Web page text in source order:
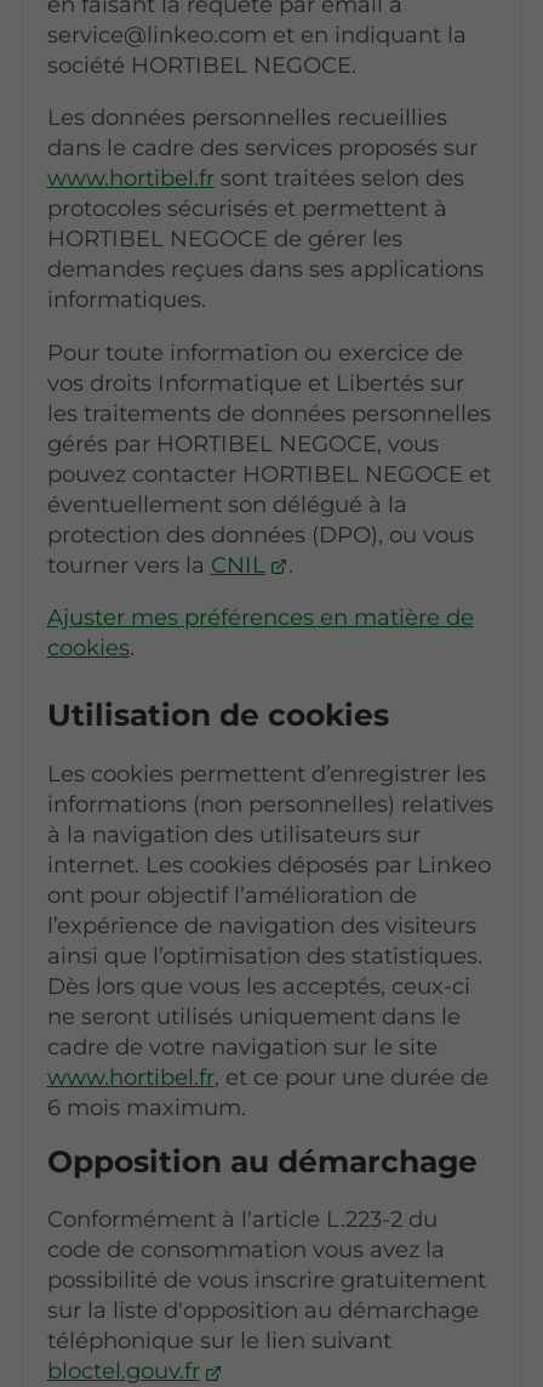
service@linkeo.com et en indiquant la
société HORTIBEL NEGOCE.
Les données personnelles recueillies
dans le cadre des services proposés sur
www.hortibel.frsont traitées selon des
protocoles sécurisés et permettent à
HORTIBEL NEGOCE de gérer les
demandes reçues dans ses applications
informatiques.
Pour toute information ou exercice de
vos droits Informatique et Libertés sur
les traitements de données personnelles
gérés par HORTIBEL NEGOCE, vous
pouvez contacter HORTIBEL NEGOCE et
éventuellement son délégué à la
protection des données (DPO), ou vous
tourner vers la CNIL
.
Ajuster mes préférences en matière de
cookies.
Utilisation de cookies
Les cookies permettent d’enregistrer les
informations (non personnelles) relatives
à la navigation des utilisateurs sur
internet. Les cookies déposés par Linkeo
ont pour objectif l’amélioration de
l’expérience de navigation des visiteurs
ainsi que l’optimisation des statistiques.
Dès lors que vous les acceptés, ceux-ci
ne seront utilisés uniquement dans le
cadre de votre navigation sur le site
www.hortibel.fr, et ce pour une durée de
6 mois maximum.
Opposition au démarchage
Conformément à l'article L.223-2 du
code de consommation vous avez la
possibilité de vous inscrire gratuitement
sur la liste d'opposition au démarchage
téléphonique sur le lien suivant
bloctel.gouv.fr